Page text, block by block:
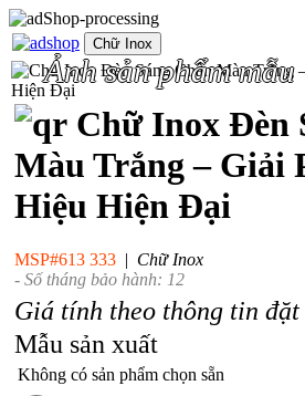
Chữ Inox
Ảnh sản phẩm mẫu
Chữ Inox Đèn
Màu Trắng – Giải
Hiệu Hiện Đại
MSP#613 333 | Chữ Inox
- Số tháng bảo hành: 12
Giá tính theo thông tin đặt
Mẫu sản xuất
Không có sản phẩm chọn sẵn